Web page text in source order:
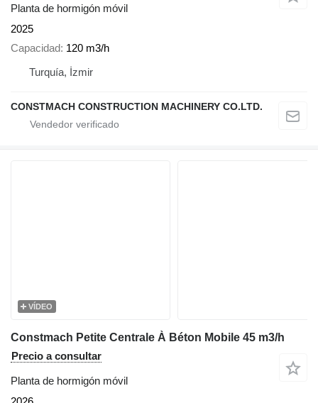
Planta de hormigón móvil
2025
Capacidad 120 m3/h
Turquía, İzmir
CONSTMACH CONSTRUCTION MACHINERY CO.LTD.
VÍDEO
Constmach Petite Centrale À Béton Mobile 45 m3/h
Precio a consultar
Planta de hormigón móvil